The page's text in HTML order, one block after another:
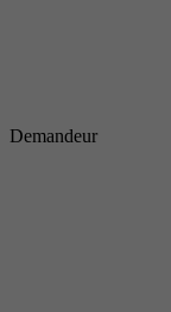
Demandeur